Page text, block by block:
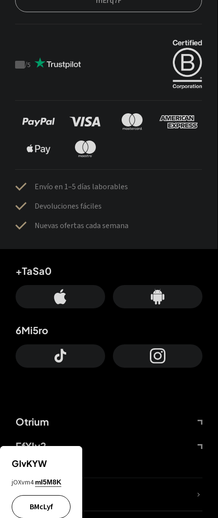
Trustpilot
/5
Envío en 1–5 días laborables
Devoluciones fáciles
Nuevas ofertas cada semana
Otrium
FfYIy2
+TaSa0
6Mi5ro
65A04M
GIvKYW
jOXvm4 mI5M8K
BMcLyf